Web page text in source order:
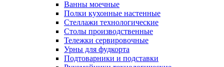
Ванны моечные
Полки кухонные настенные
Стеллажи технологические
Столы производственные
Тележки сервировочные
Урны для фудкорта
Подтоварники и подставки